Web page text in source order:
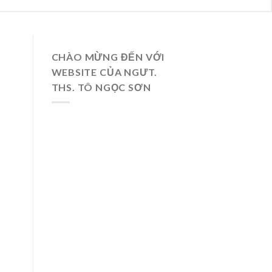
CHÀO MỪNG ĐẾN VỚI
WEBSITE CỦA NGƯT.
THS. TÔ NGỌC SƠN